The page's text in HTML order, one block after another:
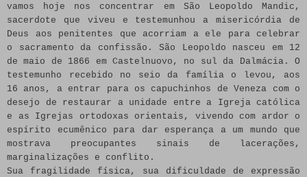
vamos hoje nos concentrar em São Leopoldo Mandic,
sacerdote que viveu e testemunhou a misericórdia de
Deus aos penitentes que acorriam a ele para celebrar
o sacramento da confissão. São Leopoldo nasceu em 12
de maio de 1866 em Castelnuovo, no sul da Dalmácia. O
testemunho recebido no seio da família o levou, aos
16 anos, a entrar para os capuchinhos de Veneza com o
desejo de restaurar a unidade entre a Igreja católica
e as Igrejas ortodoxas orientais, vivendo com ardor o
espírito ecumênico para dar esperança a um mundo que
mostrava preocupantes sinais de lacerações,
marginalizações e conflito.
Sua fragilidade física, sua dificuldade de expressão